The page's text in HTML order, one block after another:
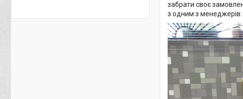
забрати своє
з одним з менеджерів: